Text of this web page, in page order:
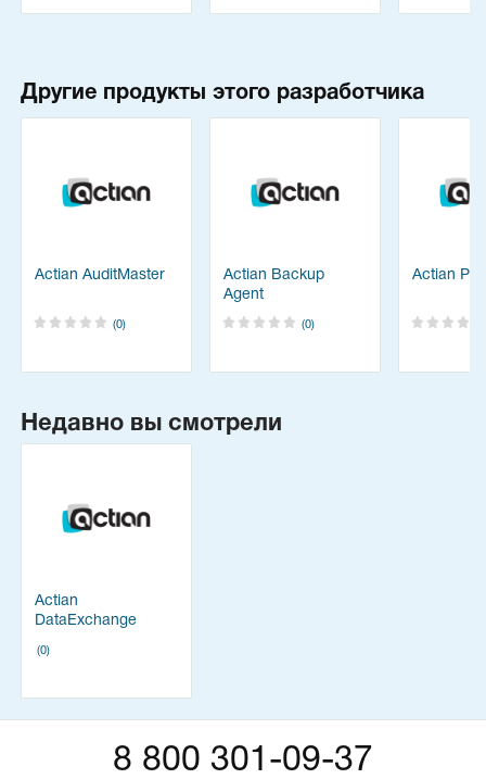
Другие продукты этого разработчика
Actian AuditMaster
(0)
Actian Backup
Agent
(0)
Actian
Недавно вы смотрели
Actian
DataExchange
(0)
8 800 301-09-37